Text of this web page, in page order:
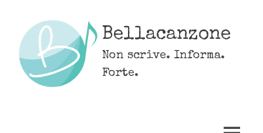
content
Bellacanzone
Non scrive. Informa.
Forte.